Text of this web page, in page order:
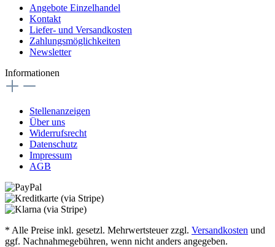
Angebote Einzelhandel
Kontakt
Liefer- und Versandkosten
Zahlungsmöglichkeiten
Newsletter
Informationen
Stellenanzeigen
Über uns
Widerrufsrecht
Datenschutz
Impressum
AGB
* Alle Preise inkl. gesetzl. Mehrwertsteuer zzgl. Versandkosten und
ggf. Nachnahmegebühren, wenn nicht anders angegeben.